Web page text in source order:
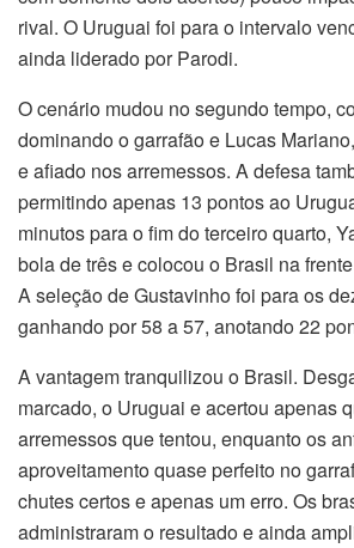
rival. O Uruguai foi para o intervalo
ainda liderado por Parodi.
O cenário mudou no segundo tempo,
dominando o garrafão e Lucas
e afiado nos arremessos. A defesa
permitindo apenas 13 pontos ao
minutos para o fim do terceiro quarto,
bola de três e colocou o Brasil na
A seleção de Gustavinho foi para os
ganhando por 58 a 57, anotando 22
A vantagem tranquilizou o Brasil.
marcado, o Uruguai e acertou apenas
arremessos que tentou, enquanto os
aproveitamento quase perfeito no
chutes certos e apenas um erro. Os
administraram o resultado e ainda